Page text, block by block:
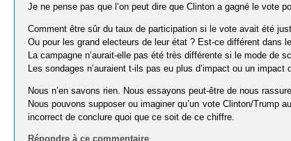
Je ne pense pas que l’on peut dire que Clinton a gagné le vote
Comment être sûr du taux de participation si le vote avait été
Ou pour les grand electeurs de leur état ? Est-ce différent dans
La campagne n’aurait-elle pas été très différente si le mode de
Les sondages n’auraient t-ils pas eu plus d’impact ou un impact
Nous n’en savons rien. Nous essayons peut-être de nous
Nous pouvons supposer ou imaginer qu’un vote Clinton/Trump
incorrect de conclure quoi que ce soit de ce chiffre.
Répondre à ce commentaire